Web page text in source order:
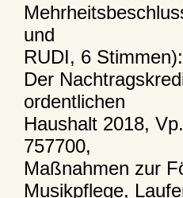
und
RUDI, 6 Stimmen):
Der
ordentlichen
Haushalt 2018,
757700,
Maßnahmen zur
Musikpflege,